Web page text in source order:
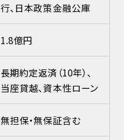
行、日本政策金融公庫
1.8億円
長期約定返済（10年）、
当座貸越、資本性ローン
無担保・無保証含む